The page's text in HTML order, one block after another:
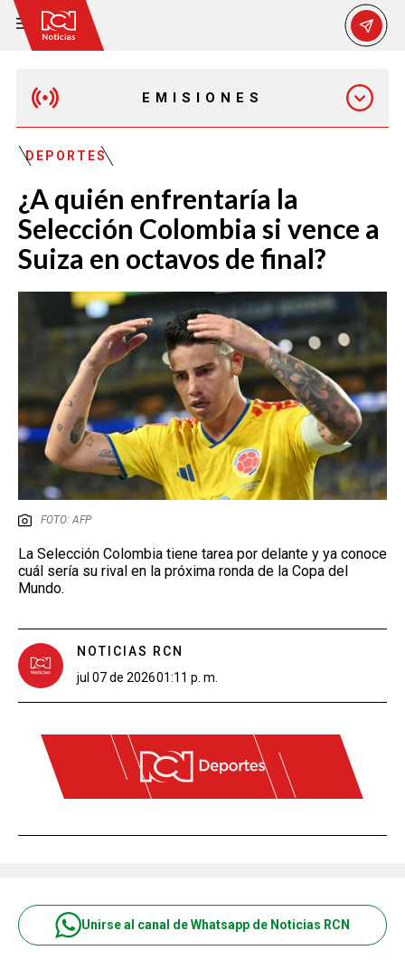
EMISIONES
EMISIÓN 7:00 PM
DEPORTES
¿A quién enfrentaría la
Selección Colombia si vence a
Suiza en octavos de final?
FOTO: AFP
La Selección Colombia tiene tarea por delante y ya conoce
cuál sería su rival en la próxima ronda de la Copa del
Mundo.
NOTICIAS RCN
jul 07 de 202601:11 p. m.
Unirse al canal de Whatsapp de Noticias RCN